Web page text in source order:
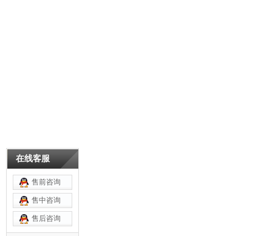
在线客服
售前咨询
售中咨询
售后咨询